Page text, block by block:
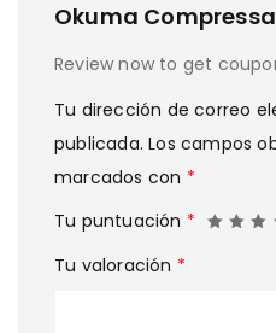
Okuma Compressa
Review now to get
Tu dirección de correo
publicada. Los campos
marcados con *
Tu puntuación *
Tu valoración *